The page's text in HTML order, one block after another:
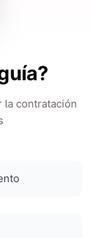
la contratación